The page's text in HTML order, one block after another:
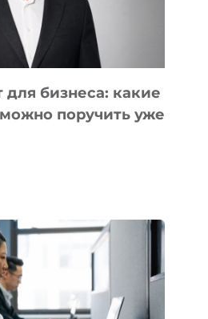
для бизнеса: какие
поручить уже